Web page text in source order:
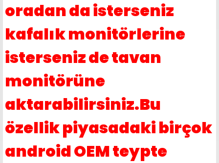
oradan da isterseniz
kafalık monitörlerine
isterseniz de tavan
monitörüne
aktarabilirsiniz.Bu
özellik piyasadaki birçok
android OEM teypte